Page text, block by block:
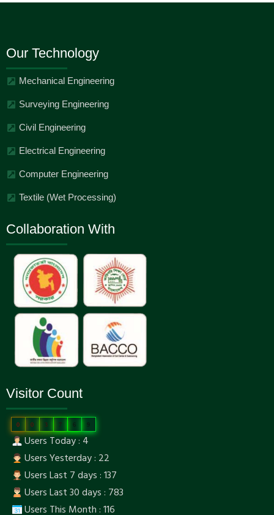
Our Technology
Mechanical Engineering
Surveying Engineering
Civil Engineering
Electrical Engineering
Computer Engineering
Textile (Wet Processing)
Collaboration With
Visitor Count
0 0 3 7 6 9
Users Today : 4
Users Yesterday : 22
Users Last 7 days : 137
Users Last 30 days : 783
Users This Month : 116